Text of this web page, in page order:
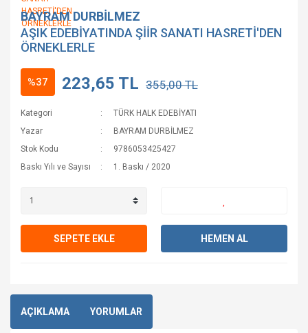
BAYRAM DURBİLMEZ
AŞIK EDEBİYATINDA ŞİİR SANATI HASRETİ'DEN
ÖRNEKLERLE
%37 223,65 TL 355,00 TL
Kategori
TÜRK HALK EDEBİYATI
Yazar
BAYRAM DURBİLMEZ
Stok Kodu
9786053425427
Baskı Yılı ve Sayısı
1. Baskı / 2020
SEPETE EKLE HEMEN AL
AÇIKLAMA YORUMLAR